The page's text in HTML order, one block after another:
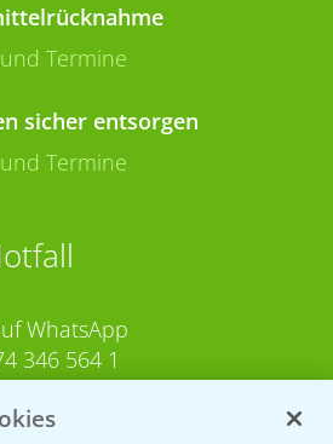
Termine
sicher entsorgen
Termine
WhatsApp
346 564 1